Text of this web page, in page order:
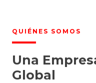
QUIÉNES SOMOS
Una
Global